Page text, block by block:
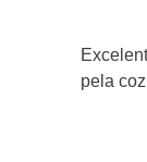
pela